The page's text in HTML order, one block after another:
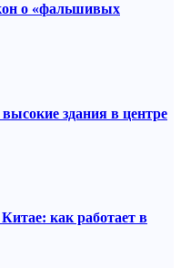
о «фальшивых
здания в центре
как работает в